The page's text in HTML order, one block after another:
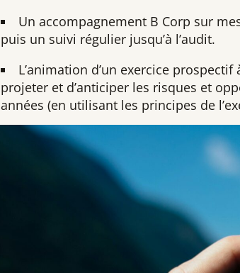
Un accompagnement B Corp sur
puis un suivi régulier jusqu’à l’audit.
L’animation d’un exercice
projeter et d’anticiper les risques et
années (en utilisant les principes de